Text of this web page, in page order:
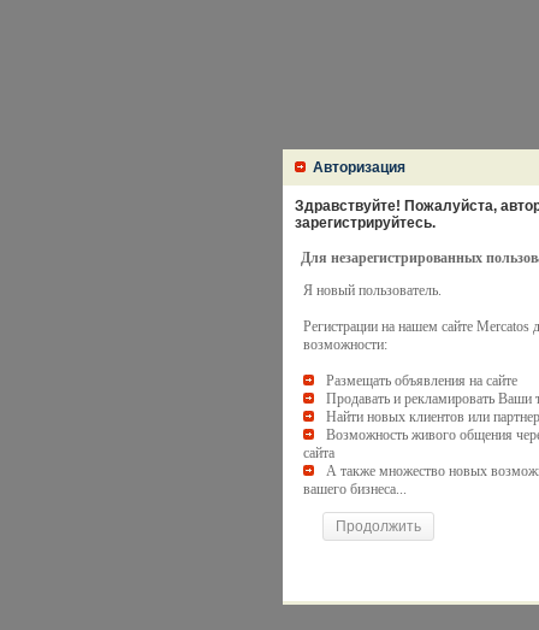
Авторизация
Здравствуйте! Пожалуйста,
зарегистрируйтесь.
Для незарегистрированных
Я новый пользователь.
Регистрации на нашем сайте
возможности:
Размещать объявления на сайте
Продавать и рекламировать Ваши
Найти новых клиентов или
Возможность живого общения
сайта
А также множество новых
вашего бизнеса...